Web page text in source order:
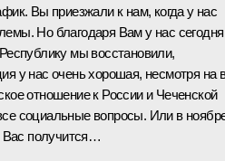
Вы приезжали к нам, когда у нас
Но благодаря Вам у нас сегодня
мы восстановили,
у нас очень хорошая, несмотря на
отношение к России и Чеченской
социальные вопросы. Или в
Вас получится…